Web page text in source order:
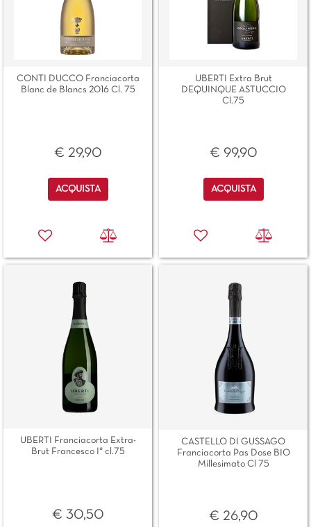
CONTI DUCCO Franciacorta
Blanc de Blancs 2016 Cl. 75
€ 29,90
Quantità
ACQUISTA
UBERTI Extra Brut
DEQUINQUE ASTUCCIO
Cl.75
€ 99,90
Quantità
ACQUISTA
UBERTI Franciacorta Extra-
Brut Francesco I° cl.75
€ 30,50
CASTELLO DI GUSSAGO
Franciacorta Pas Dose BIO
Millesimato Cl 75
€ 26,90